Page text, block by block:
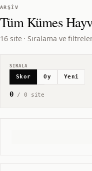
ARŞIV
TümKümes
16 site · Sıralama ve
SIRALA
Skor Oy Yeni
0/ 0 site